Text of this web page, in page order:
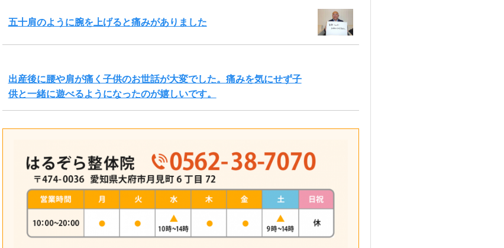
五十肩のように腕を上げると痛みがありました
出産後に腰や肩が痛く子供のお世話が大変でした。痛みを気にせず子
供と一緒に遊べるようになったのが嬉しいです。